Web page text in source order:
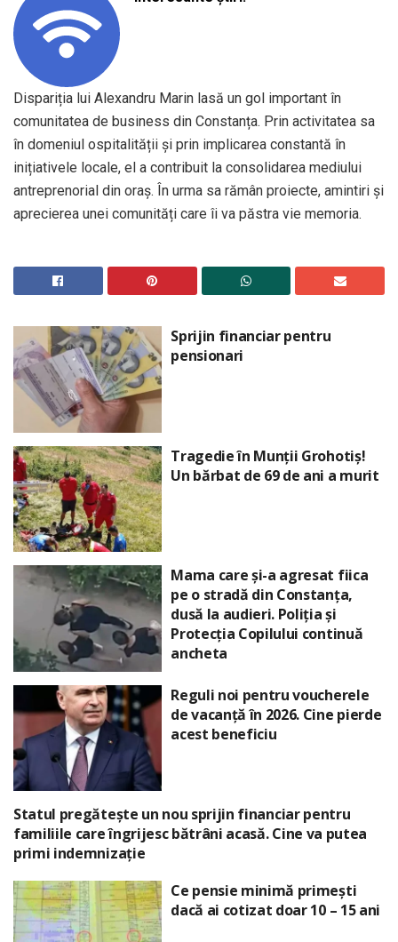
Dispariția lui Alexandru Marin lasă un gol important în
comunitatea de business din Constanța. Prin activitatea sa
în domeniul ospitalității și prin implicarea constantă în
inițiativele locale, el a contribuit la consolidarea mediului
antreprenorial din oraș. În urma sa rămân proiecte, amintiri și
aprecierea unei comunități care îi va păstra vie memoria.
Sprijin financiar pentru
pensionari
Tragedie în Munții Grohotiș!
Un bărbat de 69 de ani a murit
Mama care și-a agresat fiica
pe o stradă din Constanța,
dusă la audieri. Poliția și
Protecția Copilului continuă
ancheta
Reguli noi pentru voucherele
de vacanță în 2026. Cine pierde
acest beneficiu
Statul pregătește un nou sprijin financiar pentru
familiile care îngrijesc bătrâni acasă. Cine va putea
primi indemnizație
Ce pensie minimă primești
dacă ai cotizat doar 10 – 15 ani